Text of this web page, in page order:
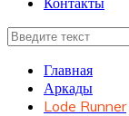
Главная
Аркады
Lode Runner